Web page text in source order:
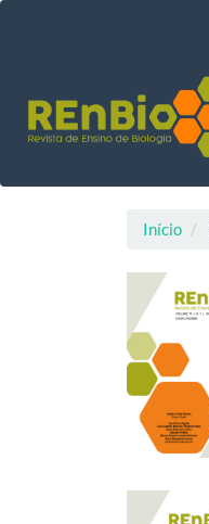
Barra
Lateral
Início